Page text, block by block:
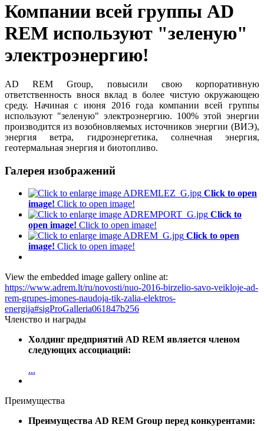
Компании всей группы AD
REM используют "зеленую"
электроэнергию!
AD REM Group, повысили свою корпоративную
ответственность внося вклад в более чистую окружающею
среду. Начиная с июня 2016 года компании всей группы
используют "зеленую" электроэнергию. 100% этой энергии
производится из возобновляемых источников энергии (ВИЭ),
энергия ветра, гидроэнергетика, солнечная энергия,
геотермальная энергия и биотопливо.
Галерея изображений
Click to open
image! Click to open image!
Click to
open image! Click to open image!
Click to open
image! Click to open image!
View the embedded image gallery online at:
https://www.adrem.lt/ru/novosti/nuo-2016-birzelio-savo-veikloje-ad-
rem-grupes-imones-naudoja-tik-zalia-elektros-
energija#sigProGalleria061847b256
Членство и награды
Холдинг предприятий AD REM является членом
следующих ассоциаций:
...
Преимущества
Преимущества AD REM Group перед конкурентами: